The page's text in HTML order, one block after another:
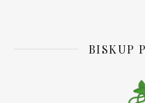
BISKUP